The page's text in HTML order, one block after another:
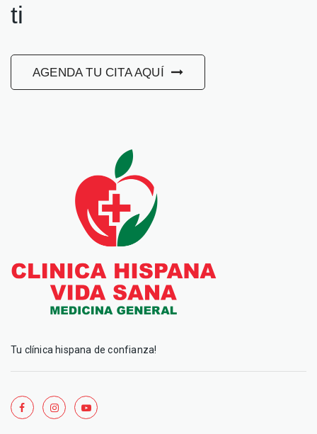
ti
AGENDA TU CITA AQUÍ
Tu clínica hispana de confianza!